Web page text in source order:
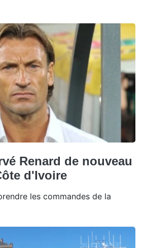
Renard de nouveau
d'Ivoire
les commandes de la